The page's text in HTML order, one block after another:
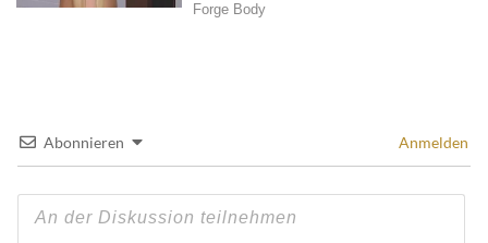
Abonnieren Anmelden